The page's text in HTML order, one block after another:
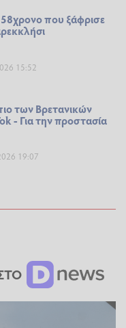
που ξάφρισε
15:52
των Βρετανικών
- Για την προστασία
19:07